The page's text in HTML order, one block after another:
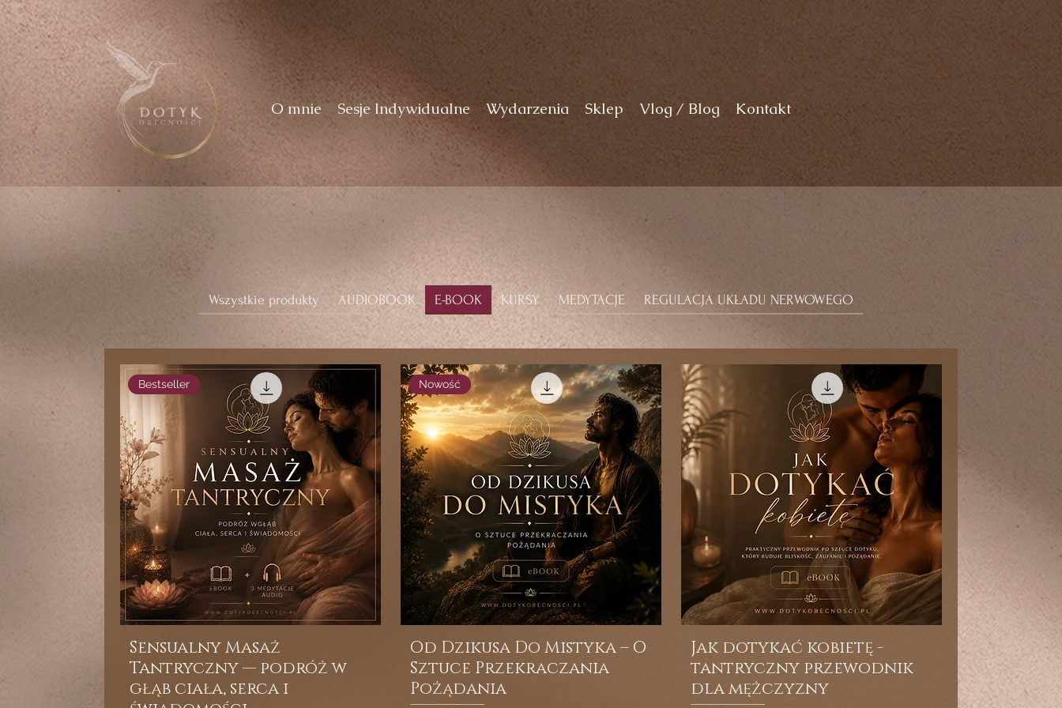
O mnie Sesje Indywidualne Wydarzenia Sklep Vlog / Blog Kontakt
Wszystkie produkty AUDIOBOOK E-BOOK KURSY MEDYTACJE REGULACJA UKŁADU NERWOWEGO
Bestseller
Sensualny Masaż
Tantryczny — podróż w
głąb ciała, serca i
Nowość
Od Dzikusa Do Mistyka – O
Sztuce Przekraczania
Pożądania
Jak dotykać kobietę -
tantryczny przewodnik
dla mężczyzny